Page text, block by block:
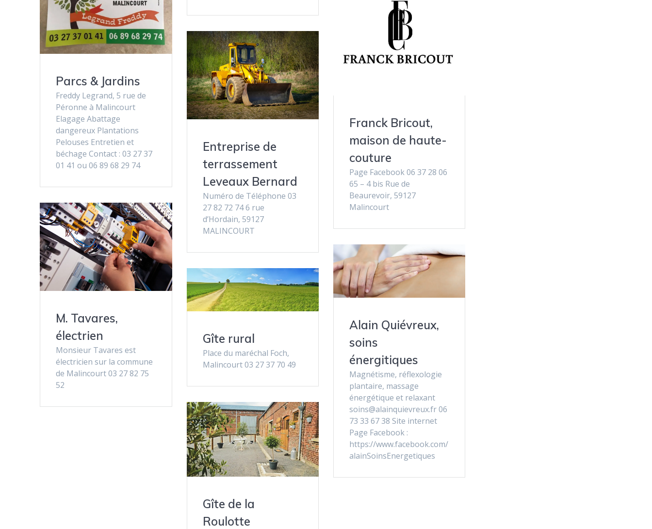
Parcs & Jardins
Freddy Legrand, 5 rue de
Péronne à Malincourt
Elagage Abattage
dangereux Plantations
Pelouses Entretien et
béchage Contact : 03 27 37
01 41 ou 06 89 68 29 74
Franck Bricout,
maison de haute-
couture
Page Facebook 06 37 28 06
65 – 4 bis Rue de
Beaurevoir, 59127
Malincourt
Entreprise de
terrassement
Leveaux Bernard
Numéro de Téléphone 03
27 82 72 74 6 rue
d’Hordain, 59127
MALINCOURT
M. Tavares,
électrien
Monsieur Tavares est
électricien sur la commune
de Malincourt 03 27 82 75
52
Alain Quiévreux,
soins
énergitiques
Magnétisme, réflexologie
plantaire, massage
énergétique et relaxant
soins@alainquievreux.fr 06
73 33 67 38 Site internet
Page Facebook :
https://www.facebook.com/
alainSoinsEnergetiques
Gîte rural
Place du maréchal Foch,
Malincourt 03 27 37 70 49
Gîte de la
Roulotte